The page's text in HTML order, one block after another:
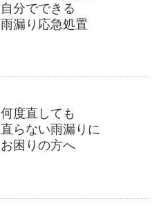
自分でできる
雨漏り応急処置
何度直しても
直らない雨漏りに
お困りの方へ